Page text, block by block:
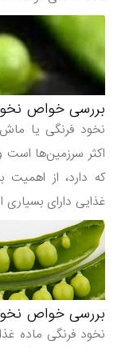
بررسی خواص نخود
نخود فرنگی یا ماش
اکثر سرزمین‌ها است و
که دارد، از اهمیت
غذایی دارای بسیاری از
بررسی خواص نخود
نخود فرنگی ماده